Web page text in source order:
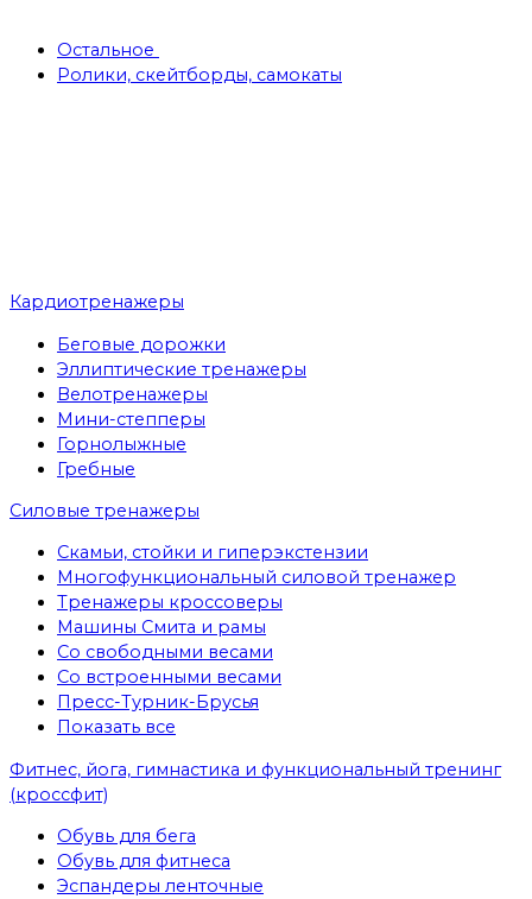
Остальное
Ролики, скейтборды, самокаты
Кардиотренажеры
Беговые дорожки
Эллиптические тренажеры
Велотренажеры
Мини-степперы
Горнолыжные
Гребные
Cиловые тренажеры
Скамьи, стойки и гиперэкстензии
Многофункциональный силовой тренажер
Тренажеры кроссоверы
Машины Смита и рамы
Со свободными весами
Со встроенными весами
Пресс-Турник-Брусья
Показать все
Фитнес, йога, гимнастика и функциональный тренинг
(кроссфит)
Обувь для бега
Обувь для фитнеса
Эспандеры ленточные